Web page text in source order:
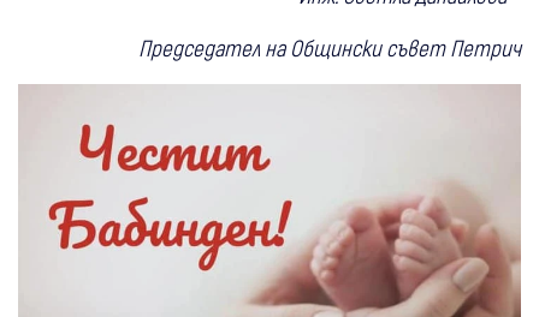
Председател на Общински съвет Петрич